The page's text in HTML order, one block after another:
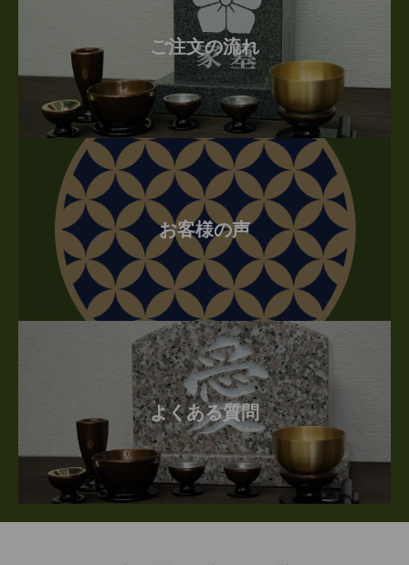
ご注文の流れ
お客様の声
よくある質問